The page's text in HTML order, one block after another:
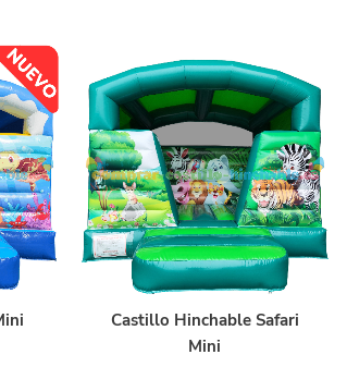
Castillo Hinchable Safari
Mini